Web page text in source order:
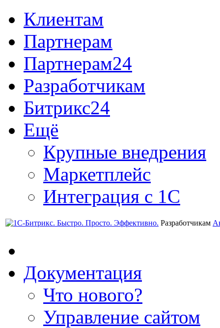
Клиентам
Партнерам
Партнерам24
Разработчикам
Битрикс24
Ещё
Крупные внедрения
Маркетплейс
Интеграция с 1С
Разработчикам
Документация
Что нового?
Управление сайтом